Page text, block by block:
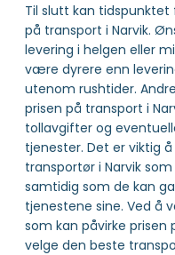
Til slutt kan tidspunktet
på transport i Narvik.
levering i helgen eller
være dyrere enn
utenom rushtider.
prisen på transport i
tollavgifter og
tjenester. Det er viktig
transportør i Narvik
samtidig som de kan
tjenestene sine. Ved å
som kan påvirke prisen
velge den beste